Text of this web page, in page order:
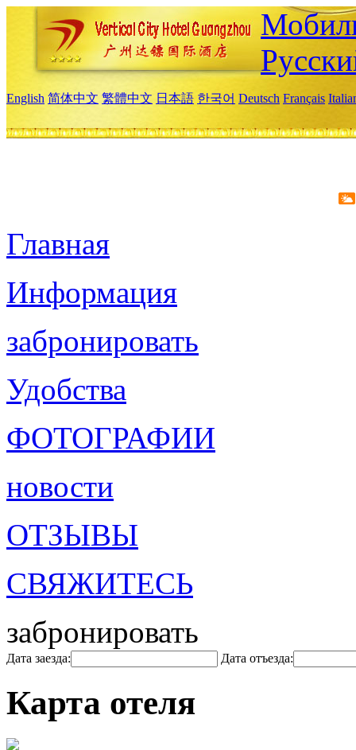
English 简体中文 繁體中文 日本語 한국어 Deutsch Français
Главная
Информация
забронировать
Удобства
ФОТОГРАФИИ
новости
ОТЗЫВЫ
СВЯЖИТЕСЬ
забронировать
Дата заезда: Дата отъезда:
Карта отеля